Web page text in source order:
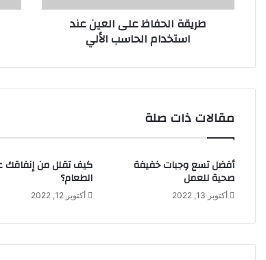
ن
طريقة الحفاظ على العين عند
استخدام الحاسب الألي
مقالات ذات صلة
أفضل تسع وجبات خفيفة
صحية للعمل
أكتوبر 13, 2022
كيف تقلل من إنفاقك
الطعام؟
أكتوبر 12, 2022